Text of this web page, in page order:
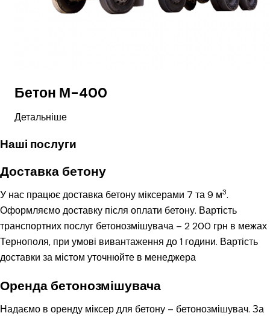
Бетон М-400
Детальніше
Наші послуги
Доставка бетону
У нас працює доставка бетону міксерами 7 та 9 м3.
Оформляємо доставку після оплати бетону. Вартість
транспортних послуг бетонозмішувача – 2 200 грн в межах
Тернополя, при умові вивантаження до 1 години. Вартість
доставки за містом уточнюйте в менеджера
Оренда бетонозмішувача
Надаємо в оренду міксер для бетону – бетонозмішувач. За